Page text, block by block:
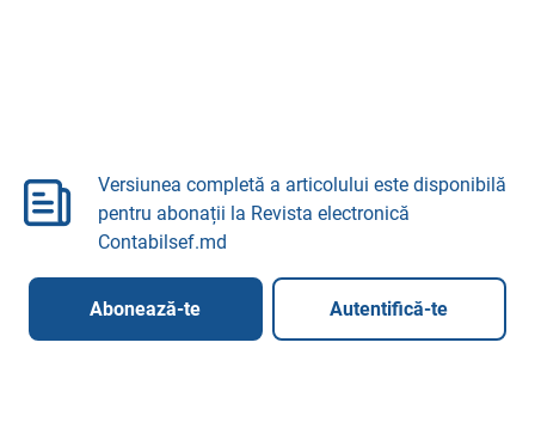
Versiunea completă a articolului este disponibilă
pentru abonații la Revista electronică
Contabilsef.md
Abonează-te Autentifică-te